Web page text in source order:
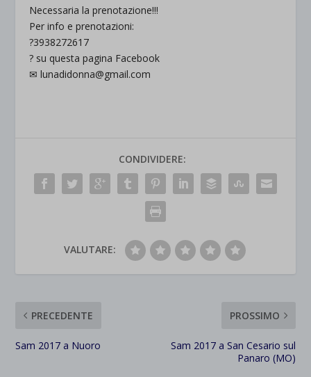
Necessaria la prenotazione!!!
Per info e prenotazioni:
?3938272617
? su questa pagina Facebook
✉ lunadidonna@gmail.com
CONDIVIDERE:
VALUTARE:
PRECEDENTE
Sam 2017 a Nuoro
PROSSIMO
Sam 2017 a San Cesario sul
Panaro (MO)